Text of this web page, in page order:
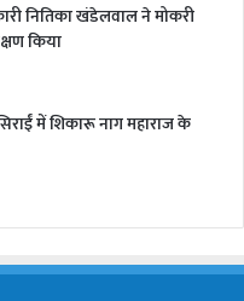
नितिका खंडेलवाल ने मोकरी
किया
में शिकारू नाग महाराज के